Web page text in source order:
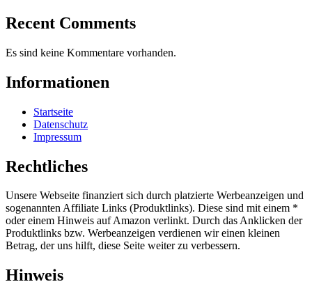
Recent Comments
Es sind keine Kommentare vorhanden.
Informationen
Startseite
Datenschutz
Impressum
Rechtliches
Unsere Webseite finanziert sich durch platzierte Werbeanzeigen und
sogenannten Affiliate Links (Produktlinks). Diese sind mit einem *
oder einem Hinweis auf Amazon verlinkt. Durch das Anklicken der
Produktlinks bzw. Werbeanzeigen verdienen wir einen kleinen
Betrag, der uns hilft, diese Seite weiter zu verbessern.
Hinweis